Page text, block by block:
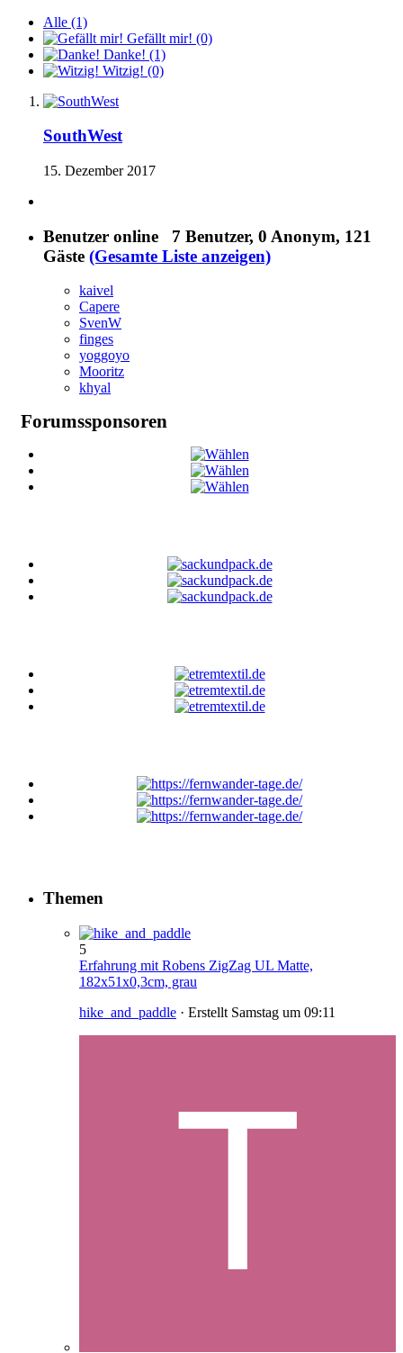
Alle (1)
Gefällt mir! (0)
Danke! (1)
Witzig! (0)
SouthWest
15. Dezember 2017
Benutzer online 7 Benutzer, 0 Anonym, 121
Gäste (Gesamte Liste anzeigen)
kaivel
Capere
SvenW
finges
yoggoyo
Mooritz
khyal
Forumssponsoren
Themen
5
Erfahrung mit Robens ZigZag UL Matte,
182x51x0,3cm, grau
hike_and_paddle · Erstellt Samstag um 09:11